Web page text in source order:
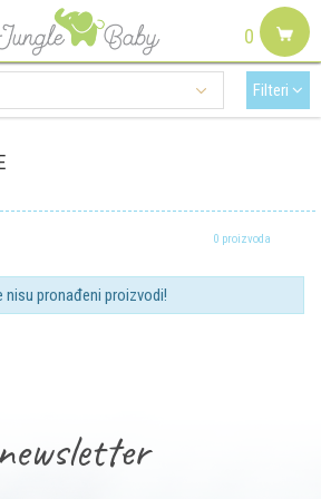
0
Filteri
0 proizvoda
nisu pronađeni proizvodi!
newsletter